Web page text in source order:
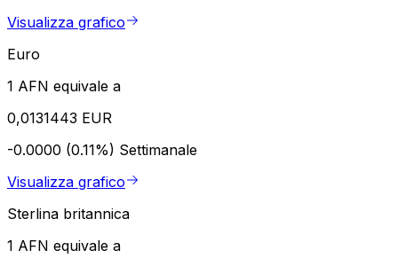
Visualizza grafico
Euro
1 AFN equivale a
0,0131443 EUR
-0.0000 (0.11%) Settimanale
Visualizza grafico
Sterlina britannica
1 AFN equivale a